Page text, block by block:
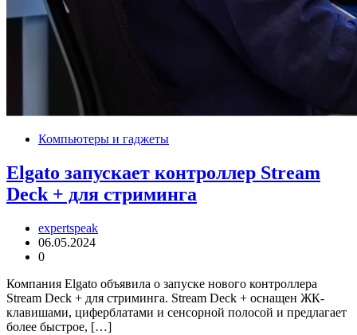
Компьютеры и гаджеты
Elgato запускает контроллер Stream
Deck + для стриминга
expertspeak
06.05.2024
0
Компания Elgato объявила о запуске нового контроллера
Stream Deck + для стриминга. Stream Deck + оснащен ЖК-
клавишами, циферблатами и сенсорной полосой и предлагает
более быстрое, […]